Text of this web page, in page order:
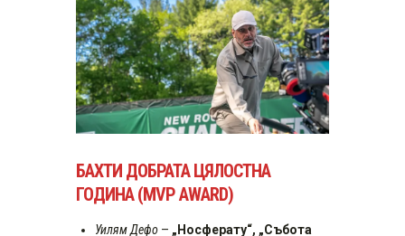
БАХТИ ДОБРАТА ЦЯЛОСТНА
ГОДИНА (MVP AWARD)
Уилям Дефо – „Носферату“, „Събота